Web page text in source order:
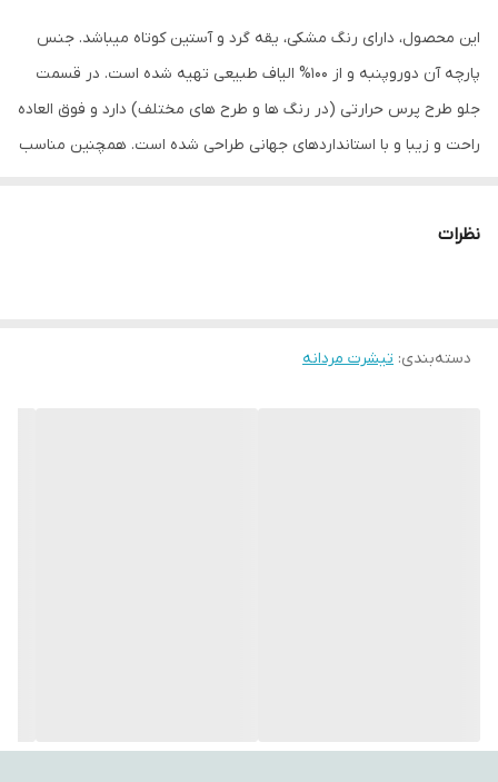
این محصول، دارای رنگ مشکی، یقه گرد و آستین کوتاه میباشد. جنس
پارچه آن دوروپنبه و از 100% الیاف طبیعی تهیه شده است. در قسمت
جلو طرح پرس حرارتی (در رنگ ها و طرح های مختلف) دارد و فوق العاده
راحت و زیبا و با استانداردهای جهانی طراحی شده است. همچنین مناسب
نظرات
دسته‌بندی: تیشرت مردانه